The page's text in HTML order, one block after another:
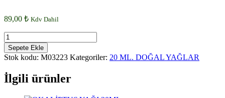
89,00 ₺ Kdv Dahil
HİNDİSTAN
CEVİZİ
YAĞI
20ML
adet
Sepete Ekle
Stok kodu: M03223 Kategoriler: 20 ML. DOĞAL YAĞLAR
İlgili ürünler